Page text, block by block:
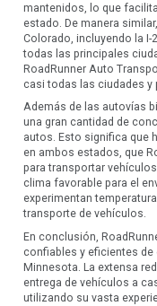
mantenidos, lo que
estado. De manera
Colorado, incluyendo la I-
todas las principales
RoadRunner Auto
casi todas las ciudades y
Además de las autovías
una gran cantidad de
autos. Esto significa que
en ambos estados, que
para transportar
clima favorable para el
experimentan
transporte de vehículos.
En conclusión,
confiables y eficientes
Minnesota. La extensa
entrega de vehículos a
utilizando su vasta